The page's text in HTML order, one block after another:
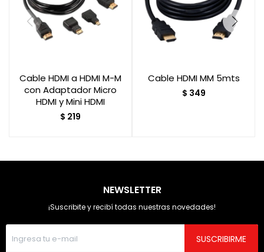
Cable HDMI a HDMI M-M
con Adaptador Micro
HDMI y Mini HDMI
$ 219
Cable HDMI MM 5mts
$ 349
NEWSLETTER
¡Suscribite y recibí todas nuestras novedades!
SUSCRIBIRME